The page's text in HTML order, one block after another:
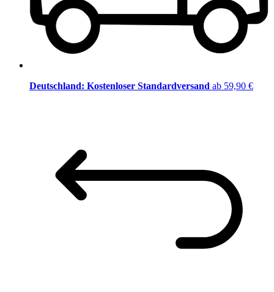
Deutschland: Kostenloser Standardversand ab 59,90 €